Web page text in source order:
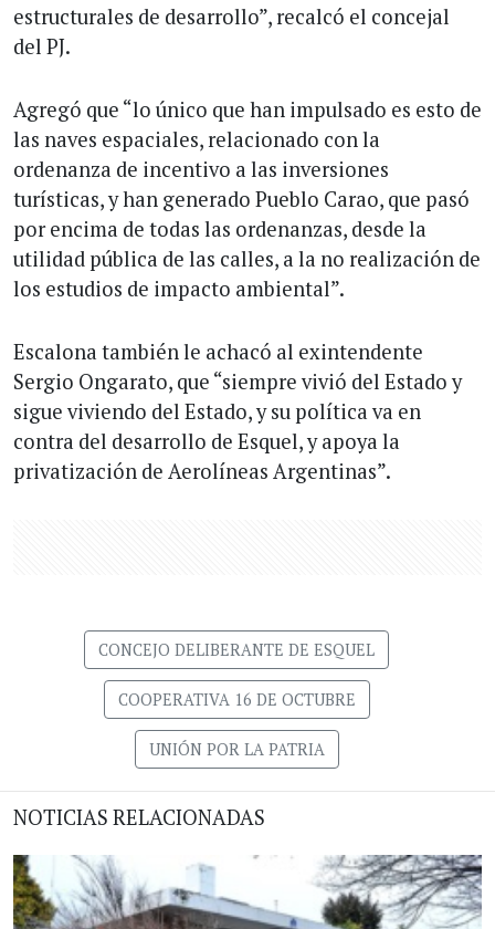
estructurales de desarrollo”, recalcó el concejal
del PJ.
Agregó que “lo único que han impulsado es esto de
las naves espaciales, relacionado con la
ordenanza de incentivo a las inversiones
turísticas, y han generado Pueblo Carao, que pasó
por encima de todas las ordenanzas, desde la
utilidad pública de las calles, a la no realización de
los estudios de impacto ambiental”.
Escalona también le achacó al exintendente
Sergio Ongarato, que “siempre vivió del Estado y
sigue viviendo del Estado, y su política va en
contra del desarrollo de Esquel, y apoya la
privatización de Aerolíneas Argentinas”.
CONCEJO DELIBERANTE DE ESQUEL
COOPERATIVA 16 DE OCTUBRE
UNIÓN POR LA PATRIA
NOTICIAS RELACIONADAS